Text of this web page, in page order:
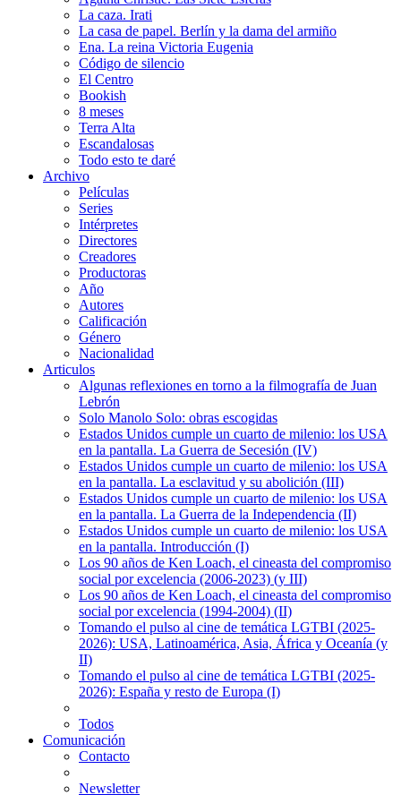
La caza. Irati
La casa de papel. Berlín y la dama del armiño
Ena. La reina Victoria Eugenia
Código de silencio
El Centro
Bookish
8 meses
Terra Alta
Escandalosas
Todo esto te daré
Archivo
Películas
Series
Intérpretes
Directores
Creadores
Productoras
Año
Autores
Calificación
Género
Nacionalidad
Articulos
Algunas reflexiones en torno a la filmografía de Juan
Lebrón
Solo Manolo Solo: obras escogidas
Estados Unidos cumple un cuarto de milenio: los USA
en la pantalla. La Guerra de Secesión (IV)
Estados Unidos cumple un cuarto de milenio: los USA
en la pantalla. La esclavitud y su abolición (III)
Estados Unidos cumple un cuarto de milenio: los USA
en la pantalla. La Guerra de la Independencia (II)
Estados Unidos cumple un cuarto de milenio: los USA
en la pantalla. Introducción (I)
Los 90 años de Ken Loach, el cineasta del compromiso
social por excelencia (2006-2023) (y III)
Los 90 años de Ken Loach, el cineasta del compromiso
social por excelencia (1994-2004) (II)
Tomando el pulso al cine de temática LGTBI (2025-
2026): USA, Latinoamérica, Asia, África y Oceanía (y
II)
Tomando el pulso al cine de temática LGTBI (2025-
2026): España y resto de Europa (I)
Todos
Comunicación
Contacto
Newsletter